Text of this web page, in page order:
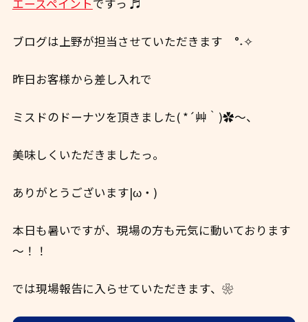
エースペイントですっ ♬
ブログは上野が担当させていただきます °˖✧
昨日お客様から差し入れで
ミスドのドーナツを頂きました( *´艸｀)✿～、
美味しくいただきましたっ。
ありがとうございます|ω・)
本日も暑いですが、現場の方も元気に動いております
～！！
では現場報告に入らせていただきます、❀